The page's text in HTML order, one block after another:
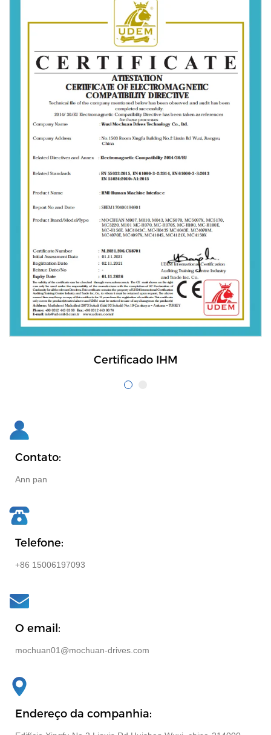
Certificado IHM
Contato:
Ann pan
Telefone:
+86 15006197093
O email:
mochuan01@mochuan-drives.com
Endereço da companhia: